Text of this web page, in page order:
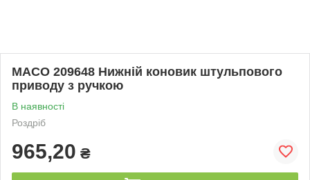
MACO 209648 Нижній коновик штульпового
приводу з ручкою
В наявності
Роздріб
965,20 ₴